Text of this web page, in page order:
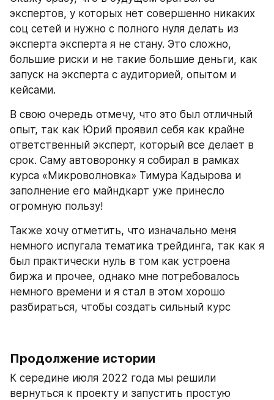
экспертов, у которых нет совершенно никаких
соц сетей и нужно с полного нуля делать из
эксперта эксперта я не стану. Это сложно,
большие риски и не такие большие деньги, как
запуск на эксперта с аудиторией, опытом и
кейсами.
В свою очередь отмечу, что это был отличный
опыт, так как Юрий проявил себя как крайне
ответственный эксперт, который все делает в
срок. Саму автоворонку я собирал в рамках
курса «Микроволновка» Тимура Кадырова и
заполнение его майндкарт уже принесло
огромную пользу!
Также хочу отметить, что изначально меня
немного испугала тематика трейдинга, так как я
был практически нуль в том как устроена
биржа и прочее, однако мне потребовалось
немного времени и я стал в этом хорошо
разбираться, чтобы создать сильный курс
Продолжение истории
К середине июля 2022 года мы решили
вернуться к проекту и запустить простую